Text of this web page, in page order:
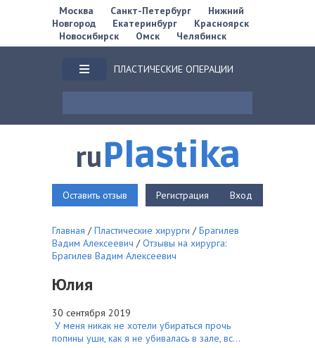
Москва Санкт-Петербург
Нижний
Новгород
Екатеринбург
Красноярск
Новосибирск
Омск Челябинск
ПЛАСТИЧЕСКИЕ ОПЕРАЦИИ
ruPlastika
Оставить отзыв Регистрация Вход
Главная /Пластические хирурги /Брагилев
Вадим Алексеевич /Отзывы на хирурга:
Брагилев Вадим Алексеевич
Юлия
30 сентября 2019
У меня никак не хотели убираться прочь
попины уши, как я не убивалась в зале, вс...